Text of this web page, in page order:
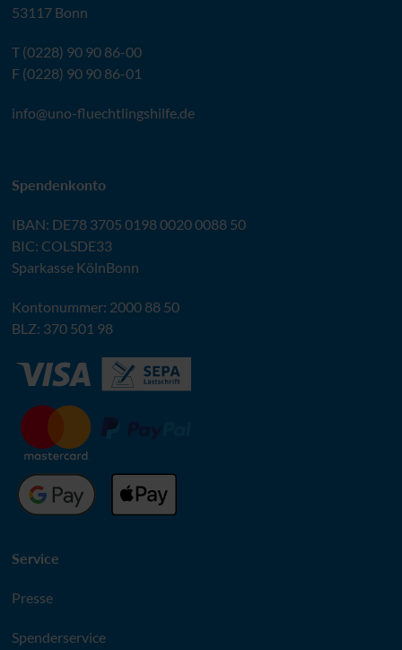
53117 Bonn
T (0228) 90 90 86-00
F (0228) 90 90 86-01
info@uno-fluechtlingshilfe.de
Spendenkonto
IBAN: DE78 3705 0198 0020 0088 50
BIC: COLSDE33
Sparkasse KölnBonn
Kontonummer: 2000 88 50
BLZ: 370 501 98
Service
Presse
Spenderservice